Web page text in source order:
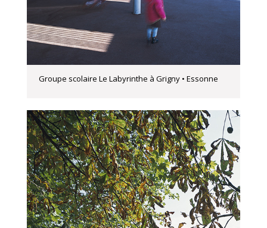
Groupe scolaire Le Labyrinthe à Grigny • Essonne